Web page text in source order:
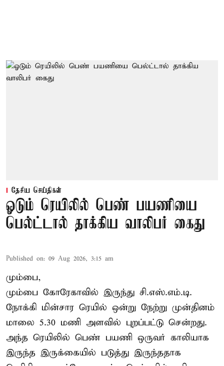
தேசிய செய்திகள்
ஓடும் ரெயிலில் பெண் பயணியை
பெல்ட்டால் தாக்கிய வாலிபர் கைது
Published on: 09 Aug 2026, 3:15 am
மும்பை,
மும்பை கோரேகாவில் இருந்து சி.எஸ்.எம்.டி.
நோக்கி மின்சார ரெயில் ஒன்று நேற்று முன்தினம்
மாலை 5.30 மணி அளவில் புறப்பட்டு சென்றது.
அந்த ரெயிலில் பெண் பயணி ஒருவர் காலியாக
இருந்த இருக்கையில் படுத்து இருந்ததாக